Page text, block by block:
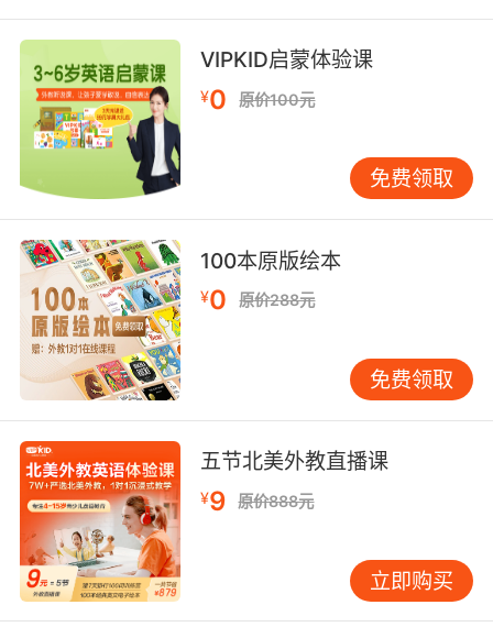
这是我社出版的启发精选世界优秀畅销绘本系
列，适合5岁以上的儿童阅读。放假了，蒂莉的朋
友们都要出门到很棒的地方去度假，只有她得待
在家里。妈妈说，她们会共度一个段美妙的时
光。蒂莉可不认为假期待在家里会有什么好玩儿
的！
在新的时代，面对假期生活，孩子们有各种各样
的五彩斑斓的选择，外出旅游也是大家普遍选择
的一种方式。当家长有不同于其他家长的安排
时，如何让孩子认同，并同样收获快乐就是家长
需要做的功课。这本书既可以给孩子安慰，也可
以给家长启发。
媒体书评：
要怎么做才能摒除纷扰，养育一个目光坚定，内
心丰富，胸怀远大的孩子呢？
在这样的情境中，拿到《糟糕的假期真开心》这
样一本书，很多大人会立刻开心起来：对！这就
VIPKID启蒙体验课
¥0 原价100元
免费领取
100本原版绘本
¥0 原价288元
免费领取
五节北美外教直播课
¥9 原价888元
立即购买